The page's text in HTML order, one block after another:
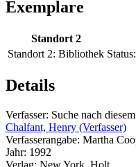
Exemplare
Standort 2
Standort 2: Bibliothek Status:
Details
Verfasser: Suche nach
Chalfant, Henry (Verfasser)
Verfasserangabe: Martha
Jahr: 1992
Verlag: New York, Holt